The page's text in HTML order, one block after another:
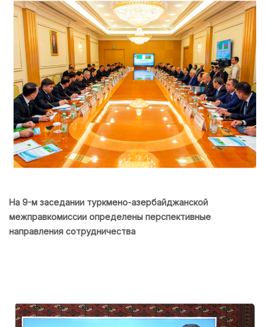
На 9-м заседании туркмено-азербайджанской
межправкомиссии определены перспективные
направления сотрудничества